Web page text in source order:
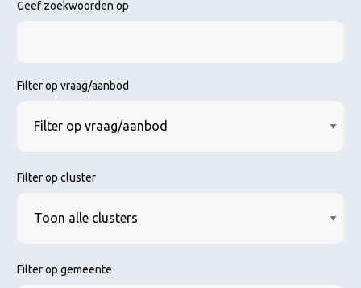
Geef zoekwoorden op
Filter op vraag/aanbod
Filter op cluster
Filter op gemeente